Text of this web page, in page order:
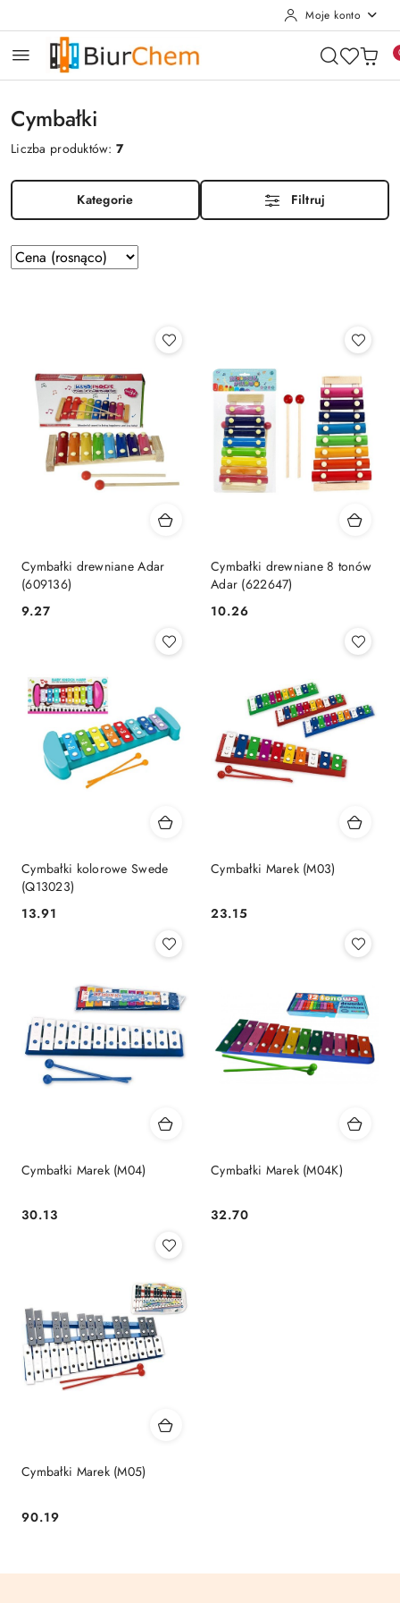
Moje konto
Cymbałki
Liczba produktów:7
Kategorie Filtruj
Zastosowano
sortowanie:
Sortuj
według
Cymbałki drewniane Adar
(609136)
Cena:
9.27
Cymbałki drewniane 8 tonów
Adar (622647)
Cena:
10.26
Cymbałki kolorowe Swede
(Q13023)
Cena:
13.91
Cymbałki Marek (M03)
Cena:
23.15
Cymbałki Marek (M04)
Cena:
30.13
Cymbałki Marek (M04K)
Cena:
32.70
Cymbałki Marek (M05)
Cena:
90.19